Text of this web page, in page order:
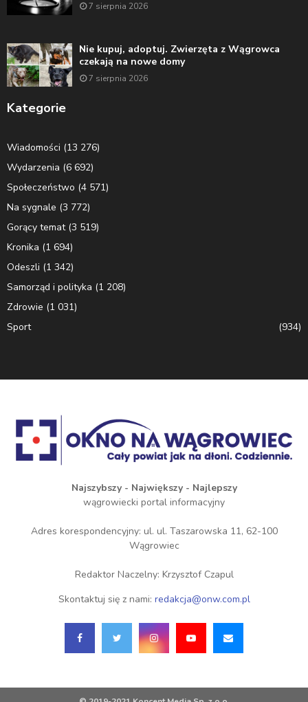
7 sierpnia 2026
Nie kupuj, adoptuj. Zwierzęta z Wągrowca
czekają na nowe domy
7 sierpnia 2026
Kategorie
Wiadomości (13 276)
Wydarzenia (6 692)
Społeczeństwo (4 571)
Na sygnale (3 772)
Gorący temat(3 519)
Kronika (1 694)
Odeszli (1 342)
Samorząd i polityka (1 208)
Zdrowie (1 031)
Sport
(934)
Najszybszy - Największy - Najlepszy
wągrowiecki portal informacyjny
Adres korespondencyjny: ul. ul. Taszarowska 11, 62-100
Wągrowiec
Redaktor Naczelny: Krzysztof Czapul
Skontaktuj się z nami: redakcja@onw.com.pl